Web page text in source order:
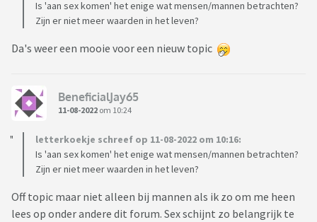
Is 'aan sex komen' het enige wat mensen/mannen betrachten?
Zijn er niet meer waarden in het leven?
Da's weer een mooie voor een nieuw topic
BeneficialJay65
11-08-2022 om 10:24
letterkoekje schreef op 11-08-2022 om 10:16:
Is 'aan sex komen' het enige wat mensen/mannen betrachten?
Zijn er niet meer waarden in het leven?
Off topic maar niet alleen bij mannen als ik zo om me heen
lees op onder andere dit forum. Sex schijnt zo belangrijk te